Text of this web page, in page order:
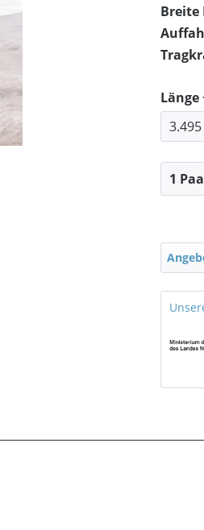
Breite